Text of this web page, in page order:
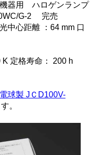
器用 ハロゲンランプ
G-2 完売
中心距離 ：64 mm 口
定格寿命： 200 h
球製 JＣD100V-
。